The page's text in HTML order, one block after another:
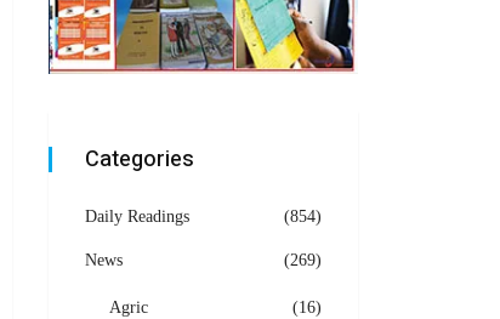
Categories
Daily Readings (854)
News (269)
Agric (16)